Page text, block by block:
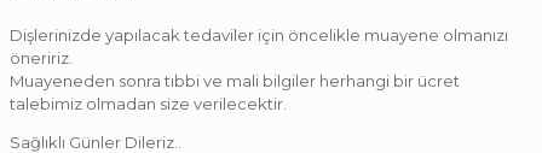
Dişlerinizde yapılacak tedaviler için öncelikle muayene olmanızı
öneririz.
Muayeneden sonra tıbbi ve mali bilgiler herhangi bir ücret
talebimiz olmadan size verilecektir.
Sağlıklı Günler Dileriz..